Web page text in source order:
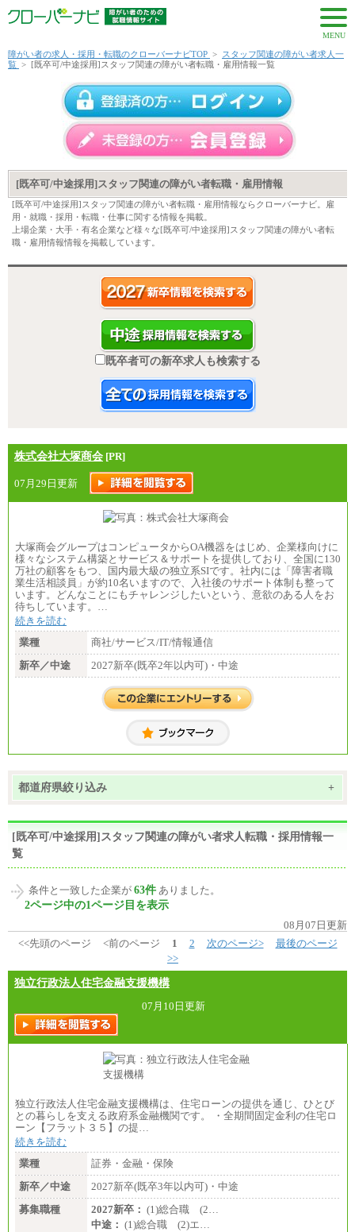
MENU
障がい者の求人・採用・転職のクローバーナビTOP > スタッフ関連の障がい者求人一
覧 > [既卒可/中途採用]スタッフ関連の障がい者転職・雇用情報一覧
[既卒可/中途採用]スタッフ関連の障がい者転職・雇用情報
[既卒可/中途採用]スタッフ関連の障がい者転職・雇用情報ならクローバーナビ。雇
用・就職・採用・転職・仕事に関する情報を掲載。
上場企業・大手・有名企業など様々な[既卒可/中途採用]スタッフ関連の障がい者転
職・雇用情報情報を掲載しています。
既卒者可の新卒求人も検索する
株式会社大塚商会 [PR]
07月29日更新
大塚商会グループはコンピュータからOA機器をはじめ、企業様向けに
様々なシステム構築とサービス＆サポートを提供しており、全国に130
万社の顧客をもつ、国内最大級の独立系SIです。社内には「障害者職
業生活相談員」が約10名いますので、入社後のサポート体制も整って
います。どんなことにもチャレンジしたいという、意欲のある人をお
待ちしています。…
続きを読む
業種
商社/サービス/IT/情報通信
新卒／中途
2027新卒(既卒2年以内可)・中途
都道府県絞り込み +
[既卒可/中途採用]スタッフ関連の障がい者求人転職・採用情報一
覧
条件と一致した企業が 63件 ありました。
2ページ中の1ページ目を表示
08月07日更新
<<先頭のページ
<前のページ 1 2 次のページ>
最後のページ
>>
独立行政法人住宅金融支援機構
07月10日更新
独立行政法人住宅金融支援機構は、住宅ローンの提供を通じ、ひとび
との暮らしを支える政府系金融機関です。 ・全期間固定金利の住宅ロ
ーン【フラット３５】の提…
続きを読む
業種
証券・金融・保険
新卒／中途
2027新卒(既卒3年以内可)・中途
募集職種
2027新卒： (1)総合職 (2…
中途： (1)総合職 (2)エ…